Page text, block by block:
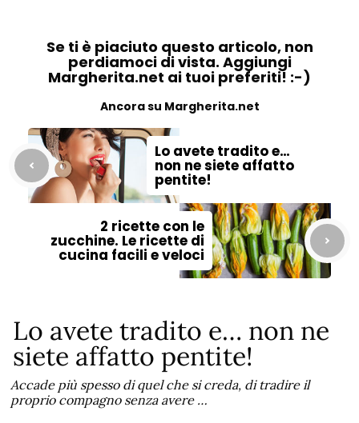
Se ti è piaciuto questo articolo, non
perdiamoci di vista. Aggiungi
Margherita.net ai tuoi preferiti! :-)
Ancora su Margherita.net
Lo avete tradito e…
non ne siete affatto
pentite!
2 ricette con le
zucchine. Le ricette di
cucina facili e veloci
Lo avete tradito e… non ne
siete affatto pentite!
Accade più spesso di quel che si creda, di tradire il
proprio compagno senza avere …